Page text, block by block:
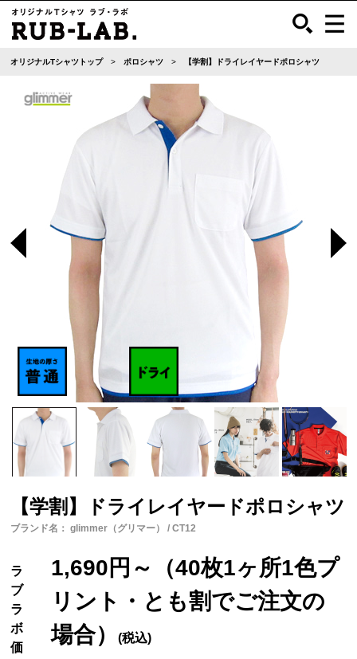
オリジナルTシャツトップ ポロシャツ 【学割】ドライレイヤードポロシャツ
【学割】ドライレイヤードポロシャツ
ブランド名： glimmer（グリマー） / CT12
ラ
ブ
ラ
ボ
価
1,690円～（40枚1ヶ所1色プ
リント・とも割でご注文の
場合）(税込)